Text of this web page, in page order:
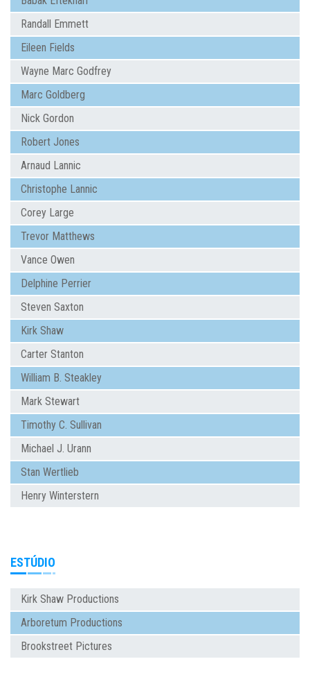
Randall Emmett
Eileen Fields
Wayne Marc Godfrey
Marc Goldberg
Nick Gordon
Robert Jones
Arnaud Lannic
Christophe Lannic
Corey Large
Trevor Matthews
Vance Owen
Delphine Perrier
Steven Saxton
Kirk Shaw
Carter Stanton
William B. Steakley
Mark Stewart
Timothy C. Sullivan
Michael J. Urann
Stan Wertlieb
Henry Winterstern
ESTÚDIO
Kirk Shaw Productions
Arboretum Productions
Brookstreet Pictures